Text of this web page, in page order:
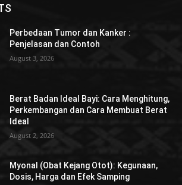
Perbedaan Tumor dan Kanker :
Penjelasan dan Contoh
August 3, 2026
Berat Badan Ideal Bayi: Cara Menghitung,
Perkembangan dan Cara Membuat Berat
Ideal
August 2, 2026
Myonal (Obat Kejang Otot): Kegunaan,
Dosis, Harga dan Efek Samping